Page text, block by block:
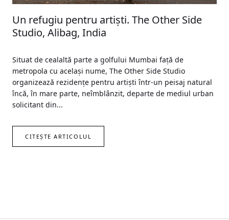
Un refugiu pentru artişti. The Other Side
Studio, Alibag, India
Situat de cealaltă parte a golfului Mumbai faţă de
metropola cu acelaşi nume, The Other Side Studio
organizează rezidenţe pentru artişti într-un peisaj natural
încă, în mare parte, neîmblânzit, departe de mediul urban
solicitant din...
CITEȘTE ARTICOLUL